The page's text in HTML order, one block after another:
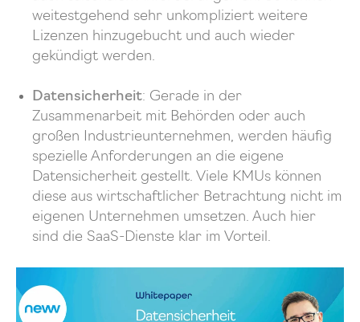
weitestgehend sehr unkompliziert weitere
Lizenzen hinzugebucht und auch wieder
gekündigt werden.
Datensicherheit: Gerade in der
Zusammenarbeit mit Behörden oder auch
großen Industrieunternehmen, werden häufig
spezielle Anforderungen an die eigene
Datensicherheit gestellt. Viele KMUs können
diese aus wirtschaftlicher Betrachtung nicht im
eigenen Unternehmen umsetzen. Auch hier
sind die SaaS-Dienste klar im Vorteil.